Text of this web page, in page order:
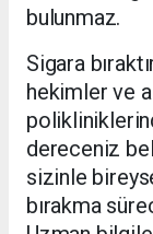
bulunmaz.
Sigara
hekimler ve
dereceniz
sizinle
bırakma